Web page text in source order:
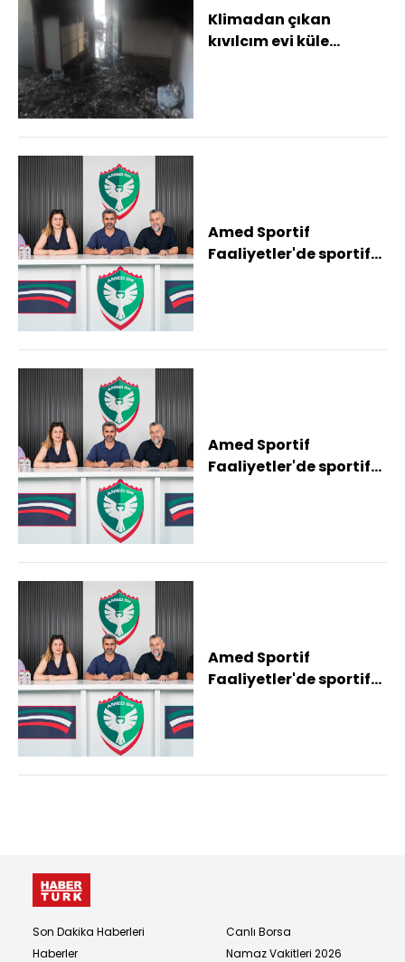
Klimadan çıkan
kıvılcım evi küle
Amed Sportif
Faaliyetler'de sportif
Amed Sportif
Faaliyetler'de sportif
Amed Sportif
Faaliyetler'de sportif
Son Dakika Haberleri
Haberler
Canlı Borsa
Namaz Vakitleri 2026